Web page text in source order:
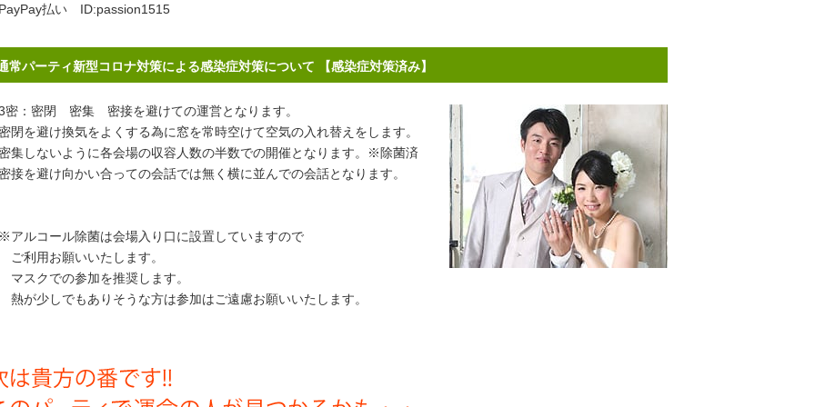
払い ID:passion1515
常パーティ新型コロナ対策による感染症対策について 【感染症対策済み】
：密閉 密集 密接を避けての運営となります。
閉を避け換気をよくする為に窓を常時空けて空気の入れ替えをします。
集しないように各会場の収容人数の半数での開催となります。※除菌済
接を避け向かい合っての会話では無く横に並んでの会話となります。
ルコール除菌は会場入り口に設置していますので
利用お願いいたします。
スクでの参加を推奨します。
が少しでもありそうな方は参加はご遠慮お願いいたします。